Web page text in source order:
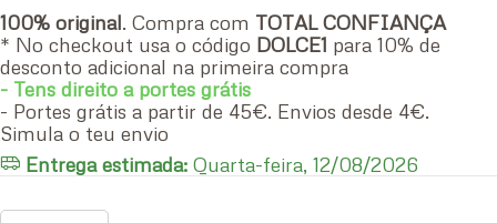
100% original. Compra com TOTAL CONFIANÇA
* No checkout usa o código DOLCE1 para 10% de
desconto adicional na primeira compra
- Tens direito a portes grátis
- Portes grátis a partir de 45€. Envios desde 4€.
Simula o teu envio
Entrega estimada: Quarta-feira, 12/08/2026